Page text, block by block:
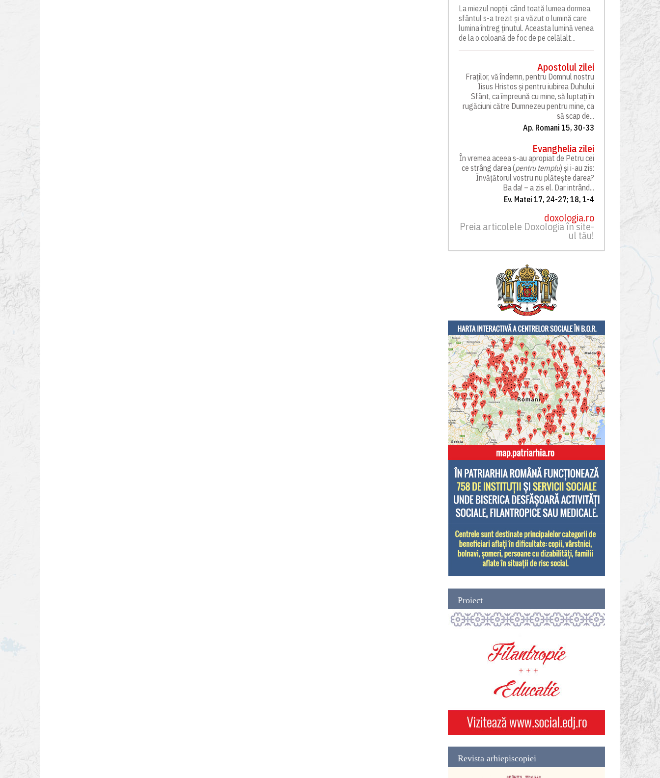
La miezul nopții, când toată lumea dormea,
sfântul s-a trezit și a văzut o lumină care
lumina întreg ținutul. Aceasta lumină venea
de la o coloană de foc de pe celălalt...
Apostolul zilei
Fraților, vă îndemn, pentru Domnul nostru
Iisus Hristos și pentru iubirea Duhului
Sfânt, ca împreună cu mine, să luptați în
rugăciuni către Dumnezeu pentru mine, ca
să scap de...
Ap. Romani 15, 30-33
Evanghelia zilei
În vremea aceea s-au apropiat de Petru cei
ce strâng darea (pentru templu) și i-au zis:
Învățătorul vostru nu plătește darea?
Ba da! – a zis el. Dar intrând...
Ev. Matei 17, 24-27; 18, 1-4
doxologia.ro
Preia articolele Doxologia în site-
ul tău!
Proiect
Revista arhiepiscopiei